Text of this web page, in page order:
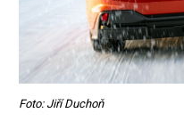
Foto: Jiří Duchoň